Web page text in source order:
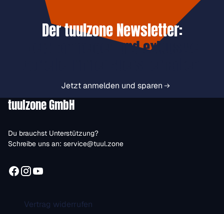
Der tuulzone Newsletter:
Jetzt anmelden und exklusive
Jetzt anmelden und sparen
tuulzone GmbH
Du brauchst Unterstützung?
Schreibe uns an: service@tuul.zone
Vertrag widerrufen